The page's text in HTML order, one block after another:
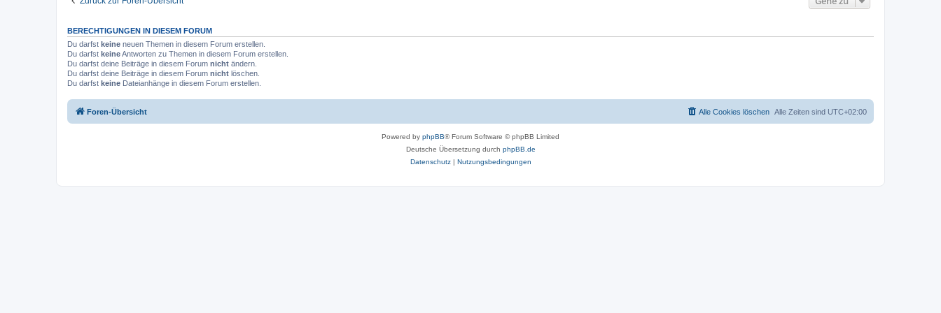
BERECHTIGUNGEN IN DIESEM FORUM
Du darfst keine neuen Themen in diesem Forum erstellen.
Du darfst keineAntworten zu Themen in diesem Forum erstellen.
Du darfst deine Beiträge in diesem Forum nicht ändern.
Du darfst deine Beiträge in diesem Forum nicht löschen.
Du darfst keine Dateianhänge in diesem Forum erstellen.
Foren-Übersicht Alle Zeiten sind UTC+02:00
Alle Cookies löschen
Powered by phpBB® Forum Software © phpBB Limited
Deutsche Übersetzung durch phpBB.de
Datenschutz| Nutzungsbedingungen